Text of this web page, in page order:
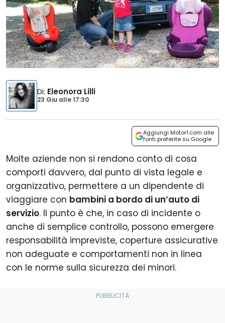
Di: Eleonora Lilli
23 Giu alle17:30
Aggiungi Motor1.com alle
fonti preferite su Google
Molte aziende non si rendono conto di cosa
comporti davvero, dal punto di vista legale e
organizzativo, permettere a un dipendente di
viaggiare con bambini a bordo di un’auto di
servizio. Il punto è che, in caso di incidente o
anche di semplice controllo, possono emergere
responsabilità impreviste, coperture assicurative
non adeguate e comportamenti non in linea
con le norme sulla sicurezza dei minori.